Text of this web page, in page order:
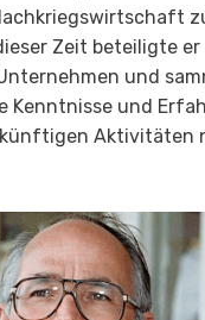
Zeit beteiligte er
und
Kenntnisse und
Aktivitäten